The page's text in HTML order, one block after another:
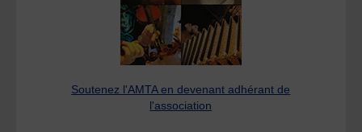
Soutenez l'AMTA en devenant adhérant de
l'association